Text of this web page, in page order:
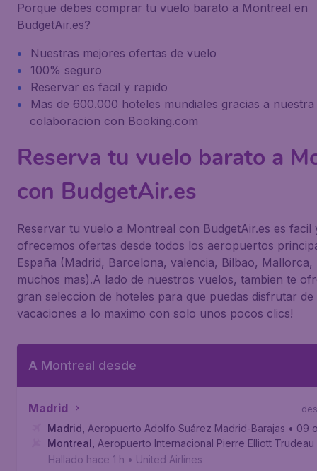
Porque debes comprar tu vuelo barato a Montreal en
BudgetAir.es?
Nuestras mejores ofertas de vuelo
100% seguro
Reservar es facil y rapido
Mas de 600.000 hoteles mundiales gracias a nuestra
colaboracion con Booking.com
Reserva tu vuelo barato a
con BudgetAir.es
Reservar tu vuelo a Montreal con BudgetAir.es es facil
ofrecemos ofertas desde todos los aeropuertos
España (Madrid, Barcelona, valencia, Bilbao, Mallorca,
muchos mas).A lado de nuestros vuelos, tambien te
gran seleccion de hoteles para que puedas disfrutar de
vacaciones a lo maximo con solo unos pocos clics!
A Montreal desde
Madrid
Madrid Aeropuerto Adolfo Suárez Madrid-Barajas • 09
Montreal Aeropuerto Internacional Pierre Elliott Trudeau
Hallado hace 1 h • United Airlines